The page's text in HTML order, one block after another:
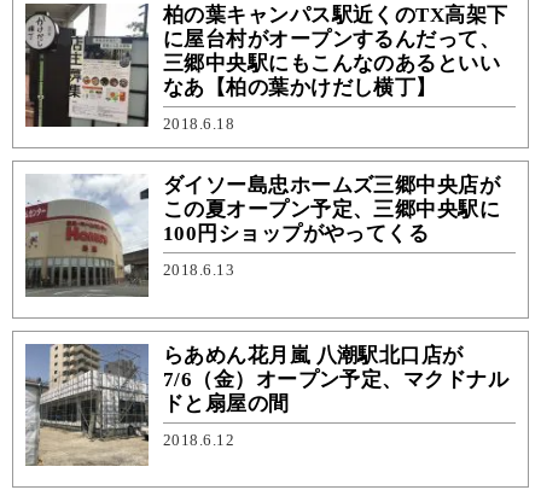
柏の葉キャンパス駅近くのTX高架下
に屋台村がオープンするんだって、
三郷中央駅にもこんなのあるといい
なあ【柏の葉かけだし横丁】
2018.6.18
ダイソー島忠ホームズ三郷中央店が
この夏オープン予定、三郷中央駅に
100円ショップがやってくる
2018.6.13
らあめん花月嵐 八潮駅北口店が
7/6（金）オープン予定、マクドナル
ドと扇屋の間
2018.6.12